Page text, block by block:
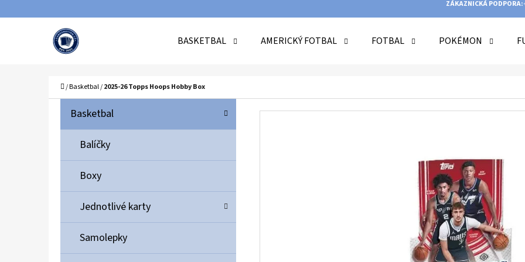
ZÁKAZNICKÁ PODPORA:
BASKETBAL AMERICKÝ FOTBAL FOTBAL POKÉMON
Domů
/Basketbal/2025-26 Topps Hoops Hobby Box
Přeskočit
kategorie
K
T
G
R
E
Basketbal
Balíčky
Boxy
Jednotlivé karty
Samolepky
Zpět
Zpět